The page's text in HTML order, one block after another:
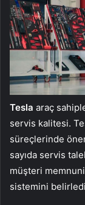
Tesla araç
servis kalitesi.
süreçlerinde
sayıda servis
müşteri
sistemini